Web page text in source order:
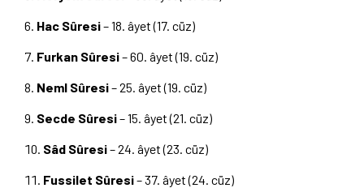
Hac Sûresi– 18. âyet (17. cüz)
Furkan Sûresi– 60. âyet (19. cüz)
Neml Sûresi– 25. âyet (19. cüz)
Secde Sûresi– 15. âyet (21. cüz)
Sâd Sûresi– 24. âyet (23. cüz)
Fussilet Sûresi– 37. âyet (24. cüz)